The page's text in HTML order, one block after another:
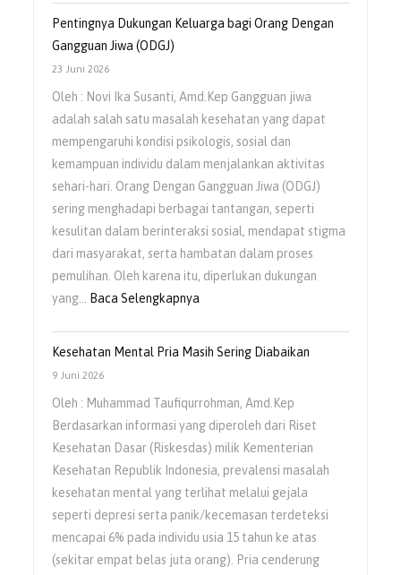
Asuh
Menumbuhkan
Rasa
Percaya
Diri
Anak
Pentingnya Dukungan Keluarga bagi Orang Dengan
Gangguan Jiwa (ODGJ)
23 Juni 2026
Oleh : Novi Ika Susanti, Amd.Kep Gangguan jiwa
adalah salah satu masalah kesehatan yang dapat
mempengaruhi kondisi psikologis, sosial dan
kemampuan individu dalam menjalankan aktivitas
sehari-hari. Orang Dengan Gangguan Jiwa (ODGJ)
sering menghadapi berbagai tantangan, seperti
kesulitan dalam berinteraksi sosial, mendapat stigma
dari masyarakat, serta hambatan dalam proses
pemulihan. Oleh karena itu, diperlukan dukungan
yang… Baca Selengkapnya
Orang
Dengan
Gangguan
Jiwa
(ODGJ)
Kesehatan Mental Pria Masih Sering Diabaikan
9 Juni 2026
Oleh : Muhammad Taufiqurrohman, Amd.Kep
Berdasarkan informasi yang diperoleh dari Riset
Kesehatan Dasar (Riskesdas) milik Kementerian
Kesehatan Republik Indonesia, prevalensi masalah
kesehatan mental yang terlihat melalui gejala
seperti depresi serta panik/kecemasan terdeteksi
mencapai 6% pada individu usia 15 tahun ke atas
(sekitar empat belas juta orang). Pria cenderung